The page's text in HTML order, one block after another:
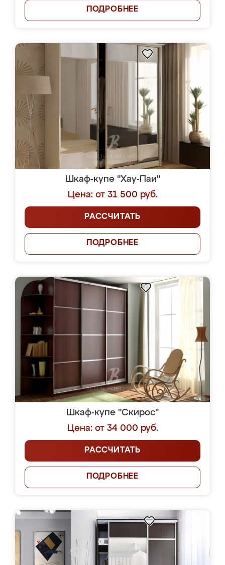
ПОДРОБНЕЕ
Шкаф-купе "Хау-Паи"
Цена: от 31 500 руб.
РАССЧИТАТЬ
ПОДРОБНЕЕ
Шкаф-купе "Скирос"
Цена: от 34 000 руб.
РАССЧИТАТЬ
ПОДРОБНЕЕ